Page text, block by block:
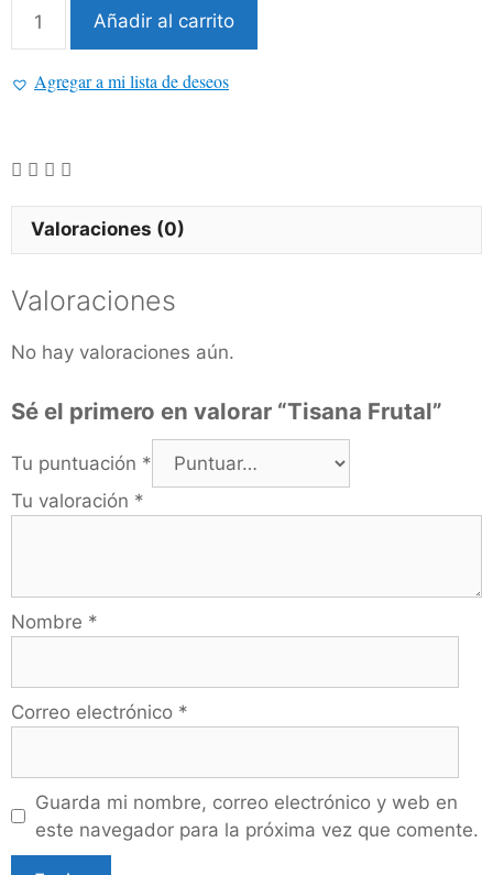
Añadir al carrito
Agregar a mi lista de deseos
Valoraciones (0)
Valoraciones
No hay valoraciones aún.
Sé el primero en valorar “Tisana Frutal”
Tu puntuación *
Tu valoración *
Nombre *
Correo electrónico *
Guarda mi nombre, correo electrónico y web en
este navegador para la próxima vez que comente.